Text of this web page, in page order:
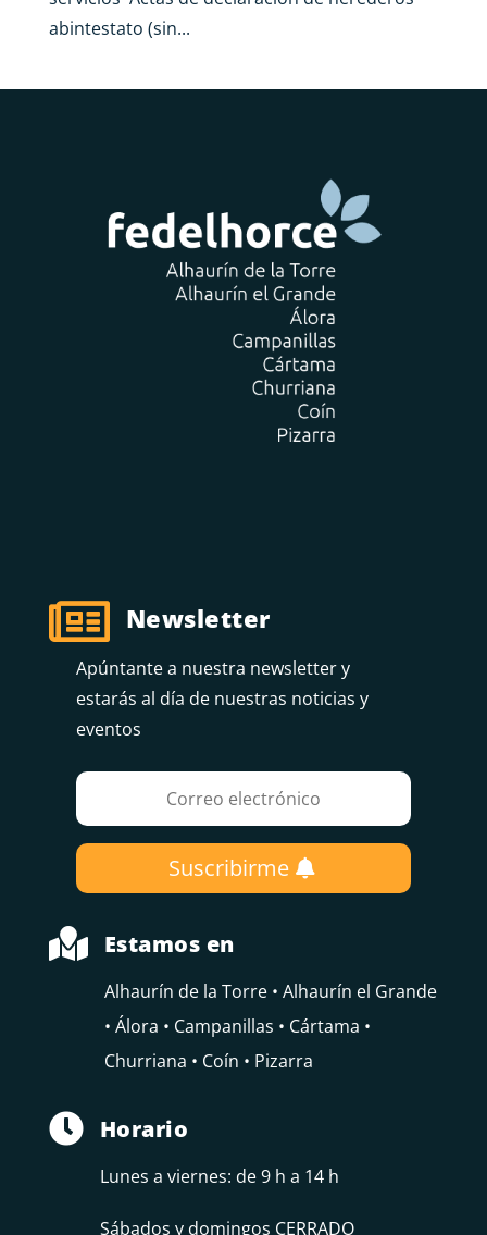
abintestato (sin...
 Newsletter
Apúntante a nuestra newsletter y
estarás al día de nuestras noticias y
eventos
Suscribirme
 Estamos en
Alhaurín de la Torre • Alhaurín el Grande
• Álora • Campanillas • Cártama •
Churriana • Coín • Pizarra
 Horario
Lunes a viernes: de 9 h a 14 h
Sábados y domingos CERRADO